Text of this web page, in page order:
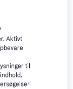
Aktivt
til